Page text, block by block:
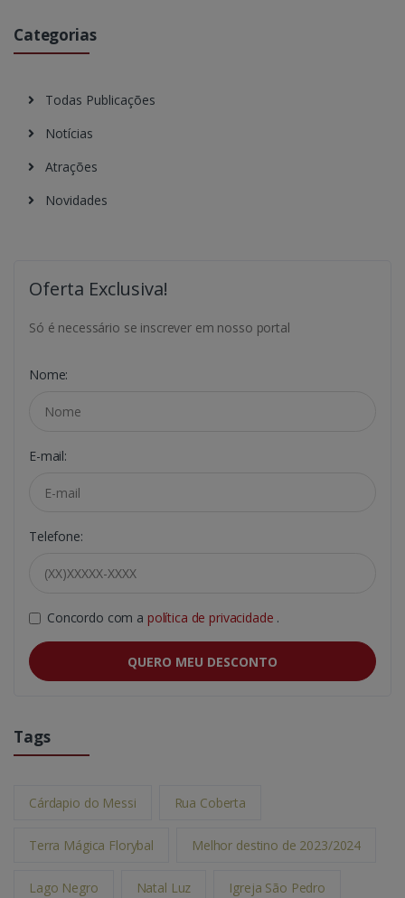
Categorias
Todas Publicações
Notícias
Atrações
Novidades
Oferta Exclusiva!
Só é necessário se inscrever em nosso portal
Nome:
E-mail:
Telefone:
Concordo com a política de privacidade .
QUERO MEU DESCONTO
Tags
Cárdapio do Messi Rua Coberta
Terra Mágica Florybal Melhor destino de 2023/2024
Lago Negro Natal Luz Igreja São Pedro